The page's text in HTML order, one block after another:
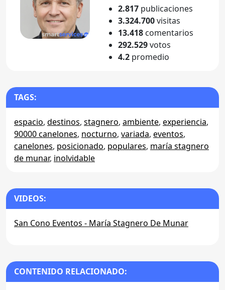
2.817 publicaciones
3.324.700visitas
13.418 comentarios
292.529votos
4.2 promedio
TAGS:
espacio, destinos, stagnero, ambiente, experiencia,
90000 canelones, nocturno, variada, eventos,
canelones, posicionado, populares, maría stagnero
de munar, inolvidable
VIDEOS:
San Cono Eventos - María Stagnero De Munar
CONTENIDO RELACIONADO: